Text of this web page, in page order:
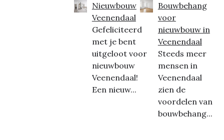
Nieuwbouw
Veenendaal
Gefeliciteerd
met je bent
uitgeloot voor
nieuwbouw
Veenendaal!
Een nieuw...
Bouwbehang
voor
nieuwbouw in
Veenendaal
Steeds meer
mensen in
Veenendaal
zien de
voordelen van
bouwbehang...